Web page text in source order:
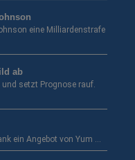
eine Milliardenstrafe
ab
setzt Prognose rauf.
ein Angebot von Yum …